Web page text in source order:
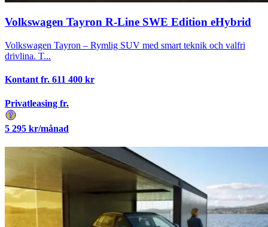
Volkswagen Tayron R-Line SWE Edition eHybrid
Volkswagen Tayron – Rymlig SUV med smart teknik och valfri
drivlina. T...
Kontant fr. 611 400 kr
Privatleasing fr.
5 295 kr/månad